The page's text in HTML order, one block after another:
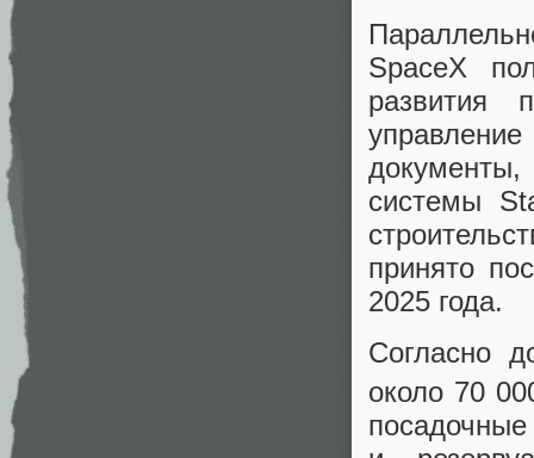
SpaceX
развития
системы
принято
2025 года.
Согласно
около 70